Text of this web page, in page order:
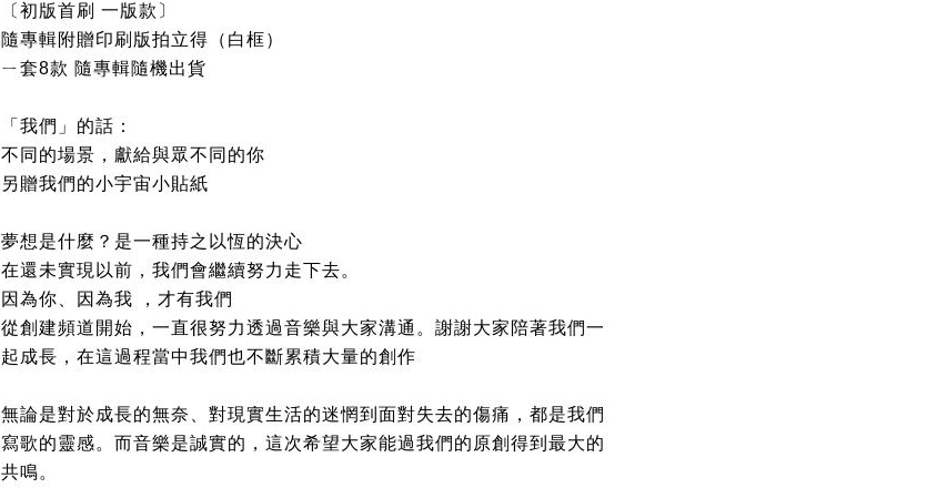
〔初版首刷 一版款〕
隨專輯附贈印刷版拍立得（白框）
ㄧ套8款 隨專輯隨機出貨
「我們」的話：
不同的場景，獻給與眾不同的你
另贈我們的小宇宙小貼紙
夢想是什麼？是一種持之以恆的決心
在還未實現以前，我們會繼續努力走下去。
因為你、因為我 ，才有我們
從創建頻道開始，一直很努力透過音樂與大家溝通。謝謝大家陪著我們一
起成長，在這過程當中我們也不斷累積大量的創作
無論是對於成長的無奈、對現實生活的迷惘到面對失去的傷痛，都是我們
寫歌的靈感。而音樂是誠實的，這次希望大家能過我們的原創得到最大的
共鳴。